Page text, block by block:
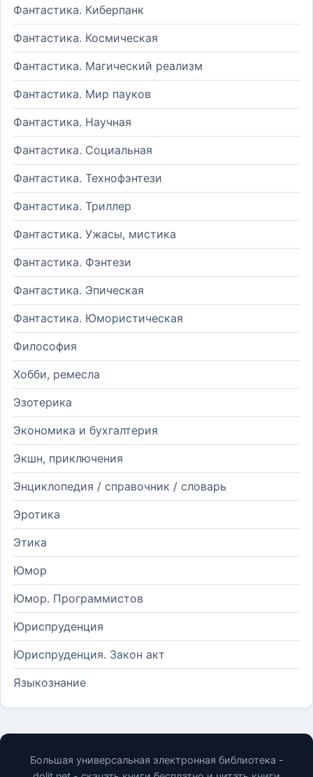
Фантастика. Киберпанк
Фантастика. Космическая
Фантастика. Магический реализм
Фантастика. Мир пауков
Фантастика. Научная
Фантастика. Социальная
Фантастика. Технофэнтези
Фантастика. Триллер
Фантастика. Ужасы, мистика
Фантастика. Фэнтези
Фантастика. Эпическая
Фантастика. Юмористическая
Философия
Хобби, ремесла
Эзотерика
Экономика и бухгалтерия
Экшн, приключения
Энциклопедия / справочник / словарь
Эротика
Этика
Юмор
Юмор. Программистов
Юриспруденция
Юриспруденция. Закон акт
Языкознание
Большая универсальная электронная библиотека -